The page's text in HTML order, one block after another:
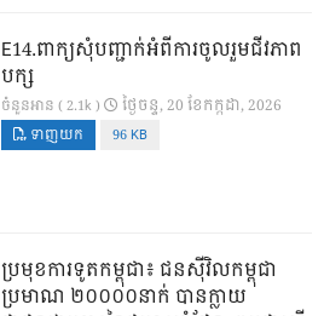
E14.ពាក្យសុំបញ្ជាក់អំពីការចូលរួមជីវភាព
បក្ស
ចំនួនអាន ( 2.1k ) ថ្ងៃ​ចន្ទ, 20 ខែ​កក្កដា, 2026
ទាញយក 96 KB
ប្រមុខការទូតកម្ពុជា៖ ជនស៊ីវិលកម្ពុជា
ប្រមាណ ២០០០០នាក់ បានក្លាយ